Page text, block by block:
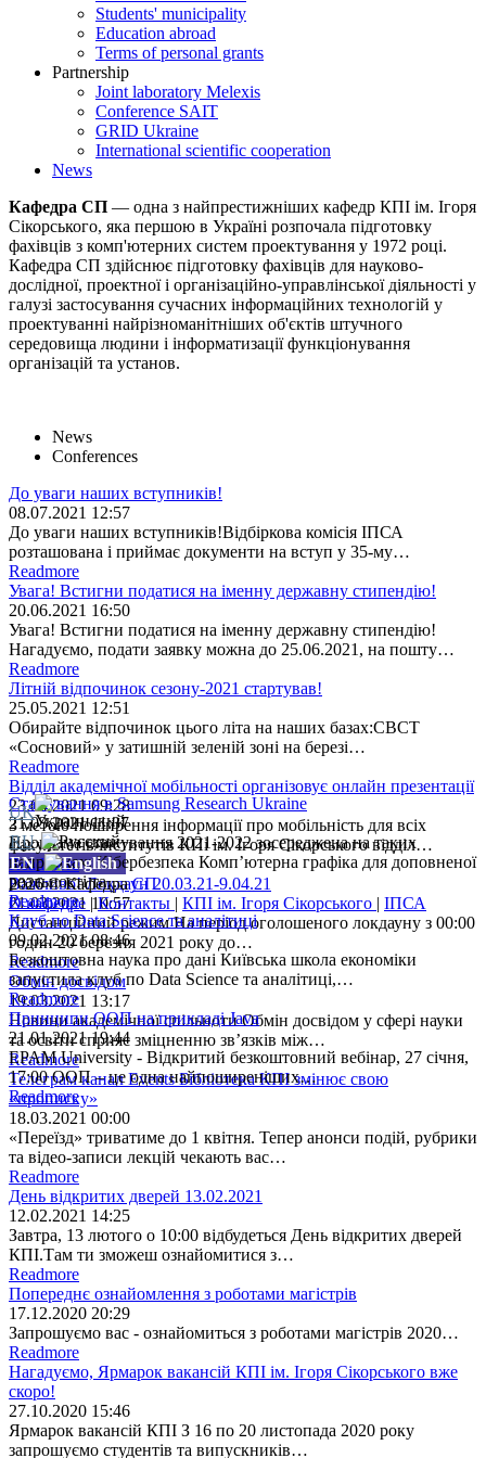
Students' municipality
Education abroad
Terms of personal grants
Partnership
Joint laboratory Melexis
Conference SAIT
GRID Ukraine
International scientific cooperation
News
Кафедра СП — одна з найпрестижніших кафедр КПІ ім. Ігоря
Сікорського, яка першою в Україні розпочала підготовку
фахівців з комп'ютерних систем проектування у 1972 році.
Кафедра СП здійснює підготовку фахівців для науково-
дослідної, проектної і організаційно-управлінської діяльності у
галузі застосування сучасних інформаційних технологій у
проектуванні найрізноманітніших об'єктів штучного
середовища людини і інформатизації функціонування
організацій та установ.
News
Conferences
До уваги наших вступників!
08.07.2021 12:57
До уваги наших вступників!Відбіркова комісія ІПСА
розташована і приймає документи на вступ у 35-му…
Readmore
Увага! Встигни податися на іменну державну стипендію!
20.06.2021 16:50
Увага! Встигни податися на іменну державну стипендію!
Нагадуємо, подати заявку можна до 25.06.2021, на пошту…
Readmore
Літній відпочинок сезону-2021 стартував!
25.05.2021 12:51
Обирайте відпочинок цього літа на наших базах:СВСТ
«Сосновий» у затишній зеленій зоні на березі…
Readmore
Відділ академічної мобільності організовує онлайн презентації
23.04.2021 09:28
З метою поширення інформації про мобільність для всіх
факультетів/інститутів КПі ім. Ігоря Сікорського відділ…
Readmore
Важливо! Локдаун 20.03.21-9.04.21
21.03.2021 10:57
Дистанційний режим На період оголошеного локдауну з 00:00
годин 20 березня 2021 року до…
Readmore
Обмін досвідом
19.03.2021 13:17
Новини академічної спільноти Обмін досвідом у сфері науки
та освіти сприяє зміцненню зв’язків між…
Readmore
Телеграм канал Events Бібліотека КПІ змінює свою
«прописку»
18.03.2021 00:00
«Переїзд» триватиме до 1 квітня. Тепер анонси подій, рубрики
та відео-записи лекцій чекають вас…
Readmore
День відкритих дверей 13.02.2021
12.02.2021 14:25
Завтра, 13 лютого о 10:00 відбудеться День відкритих дверей
КПІ.Там ти зможеш ознайомитися з…
Readmore
Попереднє ознайомлення з роботами магістрів
17.12.2020 20:29
Запрошуємо вас - ознайомиться з роботами магістрів 2020…
Readmore
Нагадуємо, Ярмарок вакансій КПІ ім. Ігоря Сікорського вже
скоро!
27.10.2020 15:46
Ярмарок вакансій КПІ З 16 по 20 листопада 2020 року
запрошуємо студентів та випускників…
​​Стажування в Samsung Research Ukraine
21.03.2021 11:37
Програма стажування 2021-2022 зосереджена на таких
напрямках: Кібербезпека Комп’ютерна графіка для доповненої
реальності та…
Readmore
Клуб по Data Science та аналітиці
09.02.2021 08:46
Безкоштовна наука про дані Київська школа економіки
запустила клуб по Data Science та аналітиці,…
Readmore
​Принципи ООП на прикладі Java
21.01.2021 19:44
EPAM University - Відкритий безкоштовний вебінар, 27 cічня,
17:00 ООП – це одна найпоширеніших…
Readmore
UK
RU
EN
2026 © КафедраСП
О кафедре |Контакты | КПІ ім. Ігоря Сікорського | ІПСА